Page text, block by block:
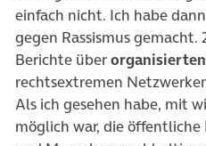
einfach nicht. Ich habe
gegen Rassismus gemacht.
Berichte über
rechtsextremen
Als ich gesehen habe, mit
möglich war, die